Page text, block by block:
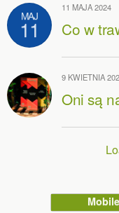
MAJ
11
11 MAJA 2024
Co w
9 KWIETNIA
Oni są
Mobile